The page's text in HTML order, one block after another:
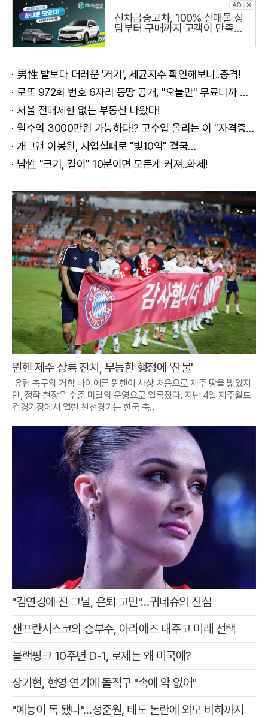
신차급중고차, 100% 실매물 상
담부터 구매까지 고객이 만족하
男性 발보다 더러운 '거기', 세균지수 확인해보니..충격!
로또 972회 번호 6자리 몽땅 공개, "오늘만" 무료니까 꼭 오늘 확인하세요.
서울 전매제한 없는 부동산 나왔다!
월수익 3000만원 가능하다!? 고수입 올리는 이 "자격증"에 몰리는 이유 알고보니…
개그맨 이봉원, 사업실패로 "빛10억" 결국…
남性 "크기, 길이" 10분이면 모든게 커져..화제!
뮌헨 제주 상륙 잔치, 무능한 행정에 '찬물'
유럽 축구의 거함 바이에른 뮌헨이 사상 처음으로 제주 땅을 밟았지
만, 정작 현장은 수준 미달의 운영으로 얼룩졌다. 지난 4일 제주월드
컵경기장에서 열린 친선경기는 한국 축..
"김연경에 진 그날, 은퇴 고민"…귀네슈의 진심
샌프란시스코의 승부수, 아라에즈 내주고 미래 선택
블랙핑크 10주년 D-1, 로제는 왜 미국에?
장가현, 현영 연기에 돌직구 "속에 악 없어"
"예능이 독 됐나"…정준원, 태도 논란에 외모 비하까지